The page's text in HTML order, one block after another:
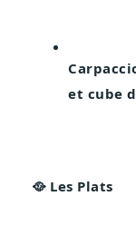
et cube
🥘 Les Plats